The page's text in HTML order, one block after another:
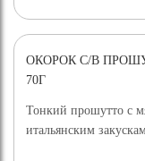
ОКОРОК С/В
70Г
Тонкий прошутто с
итальянским